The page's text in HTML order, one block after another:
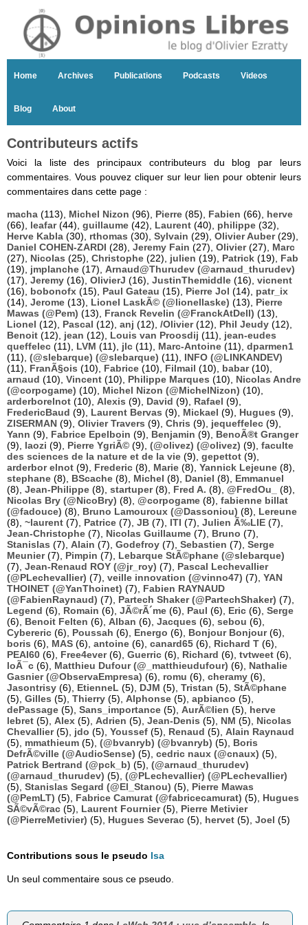
Home Archives Publications Podcasts Videos
Blog About
Contributeurs actifs
Voici la liste des principaux contributeurs du blog par leurs
commentaires. Vous pouvez cliquer sur leur lien pour obtenir leurs
commentaires dans cette page :
macha (113), Michel Nizon (96), Pierre (85), Fabien (66), herve
(66), leafar(44), guillaume (42), Laurent (40), philippe (32),
Herve Kabla (30), rthomas (30), Sylvain (29), Olivier Auber(29),
Daniel COHEN-ZARDI (28), Jeremy Fain (27), Olivier(27), Marc
(27), Nicolas (25), Christophe (22), julien (19), Patrick (19), Fab
(19), jmplanche (17), Arnaud@Thurudev (@arnaud_thurudev)
(17), Jeremy (16), OlivierJ (16), JustinThemiddle (16), vicnent
(16), bobonofx (15), Paul Gateau (15), Pierre Jol (14), patr_ix
(14), Jerome (13), Lionel LaskÃ© (@lionellaske) (13), Pierre
Mawas (@Pem) (13), Franck Revelin (@FranckAtDell) (13),
Lionel (12), Pascal (12), anj (12), /Olivier(12), Phil Jeudy (12),
Benoit (12), jean (12), Louis van Proosdij (11), jean-eudes
queffelec (11), LVM (11), jlc (11), Marc-Antoine (11), dparmen1
(11), (@slebarque) (@slebarque) (11), INFO (@LINKANDEV)
(11), FranÃ§ois (10), Fabrice (10), Filmail (10), babar(10),
arnaud (10), Vincent (10), Philippe Marques (10), Nicolas Andre
(@corpogame) (10), Michel Nizon (@MichelNizon) (10),
arderborelnot (10), Alexis (9), David (9), Rafael (9),
FredericBaud (9), Laurent Bervas (9), Mickael (9), Hugues (9),
ZISERMAN (9), Olivier Travers (9), Chris (9), jequeffelec (9),
Yann (9), Fabrice Epelboin (9), Benjamin (9), BenoÃ®t Granger
(9), laozi (9), Pierre YgriÃ© (9), (@olivez) (@olivez) (9), faculte
des sciences de la nature et de la vie (9), gepettot (9),
arderbor elnot (9), Frederic (8), Marie (8), Yannick Lejeune (8),
stephane (8), BScache (8), Michel (8), Daniel (8), Emmanuel
(8), Jean-Philippe (8), startuper(8), Fred A. (8), @FredOu_
(8),
Nicolas Bry (@NicoBry) (8), @corpogame (8), fabienne billat
(@fadouce) (8), Bruno Lamouroux (@Dassoniou) (8), Lereune
(8), ~laurent (7), Patrice (7), JB (7), ITI (7), Julien Ã‰LIE (7),
Jean-Christophe (7), Nicolas Guillaume (7), Bruno (7),
Stanislas (7), Alain (7), Godefroy (7), Sebastien (7), Serge
Meunier(7), Pimpin (7), Lebarque StÃ©phane (@slebarque)
(7), Jean-Renaud ROY (@jr_roy) (7), Pascal Lechevallier
(@PLechevallier) (7), veille innovation (@vinno47) (7), YAN
THOINET (@YanThoinet) (7), Fabien RAYNAUD
(@FabienRaynaud) (7), Partech Shaker (@PartechShaker) (7),
Legend (6), Romain (6), JÃ©rÃ´me (6), Paul (6), Eric (6), Serge
(6), Benoit Felten (6), Alban (6), Jacques (6), sebou (6),
Cybereric (6), Poussah (6), Energo (6), Bonjour Bonjour(6),
boris (6), MAS (6), antoine (6), canard65 (6), Richard T (6),
PEAI60 (6), Free4ever(6), Guerric (6), Richard (6), tvtweet (6),
loÃ¯c (6), Matthieu Dufour (@_matthieudufour) (6), Nathalie
Gasnier (@ObservaEmpresa) (6), romu (6), cheramy (6),
Jasontrisy (6), EtienneL (5), DJM (5), Tristan (5), StÃ©phane
(5), Gilles (5), Thierry (5), Alphonse (5), apbianco (5),
dePassage (5), Sans_importance (5), AurÃ©lien (5), herve
lebret (5), Alex (5), Adrien (5), Jean-Denis (5), NM (5), Nicolas
Chevallier(5), jdo (5), Youssef (5), Renaud (5), Alain Raynaud
(5), mmathieum (5), (@bvanryb) (@bvanryb) (5), Boris
DefrÃ©ville (@AudioSense) (5), cedric naux (@cnaux) (5),
Patrick Bertrand (@pck_b) (5), (@arnaud_thurudev)
(@arnaud_thurudev) (5), (@PLechevallier) (@PLechevallier)
(5), Stanislas Segard (@El_Stanou) (5), Pierre Mawas
(@PemLT) (5), Fabrice Camurat (@fabricecamurat) (5), Hugues
SÃ©vÃ©rac (5), Laurent Fournier(5), Pierre Metivier
(@PierreMetivier) (5), Hugues Severac (5), hervet (5), Joel (5)
Contributions sous le pseudo Isa
Un seul commentaire sous ce pseudo.